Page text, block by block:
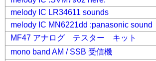
melody IC LR34611 sounds
melody IC MN6221dd :panasonic sound
MF47 アナログ テスター キット
mono band AM / SSB 受信機